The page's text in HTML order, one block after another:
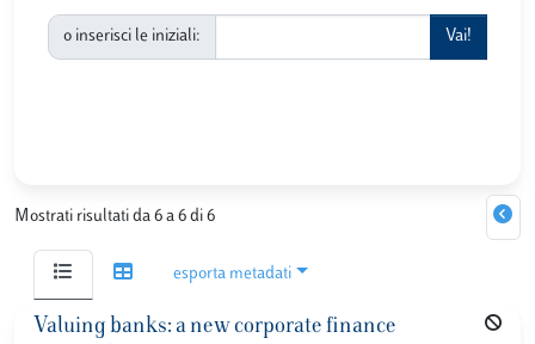
o inserisci le iniziali:
Mostrati risultati da 6 a 6 di 6
esporta metadati
Valuing banks: a new corporate finance